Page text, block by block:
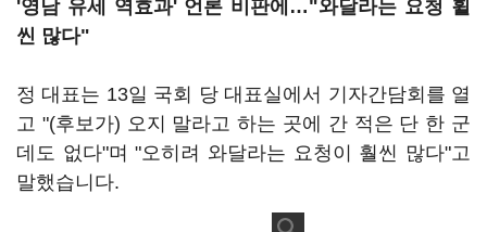
'영남 유세 역효과' 언론 비판에 …"와달라는 요청 휠
씬 많다"
정 대표는 13일 국회 당 대표실에서 기자간담회를 열
고 "(후보가) 오지 말라고 하는 곳에 간 적은 단 한 군
데도 없다"며 "오히려 와달라는 요청이 훨씬 많다"고
말했습니다.